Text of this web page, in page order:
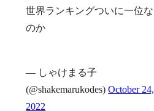
世界ランキングついに一位な
のか
— しゃけまる子
(@shakemarukodes)October 24,
2022